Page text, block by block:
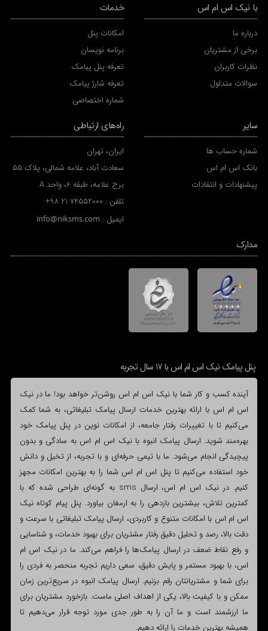
با نیک اس ام اس
درباره ما
برخی از مشتریان
نظرات کاربران
سوالات متداول
خدمات
امکانات پنل
برنامه نویسان
تعرفه پنل پیامک
تعرفه شارژ پیامک
شماره اختصاصی
سایر
شماره حساب ها
بانک اس ام اس
پیشنهادات و انتقادات
راه‌های ارتباطی
ایران، تهران
سعادت آباد، علامه شمالی، پلاک 55
برج علامه، طبقه 6، واحد A
تلفن : +98 21 74552000
ایمیل : info@niksms.com
مدارک
پنل پیامک نیک اس ام اس با 17 سال تجربه
آینده کسب و کار شما با نیک اس ام اس روشن‌تر خواهد بود! ما در نیک
اس ام اس با ارائه بهترین خدمات ارسال پیامک تبلیغاتی، به شما کمک
می‌کنیم تا با تغییرات رفتار جامعه، از امکانات نوین در پنل پیامک خود
بهره‌مند شوید. ارسال پیامک انبوه با نیک اس ام اس به سادگی و بدون
پیچیدگی انجام می‌شود. ما با تیمی حرفه‌ای و با تجربه، از تخیل و دانش
خود استفاده می‌کنیم تا پنل اس ام اس شما را به بهترین امکانات مجهز
کنیم. در نیک اس ام اس، ارسال sms به گونه‌ای طراحی شده که با
کمترین تلاش، بیشترین بازدهی را به ارمغان بیاورد. پنل پیام کوتاه نیک
اس ام اس با امکانات متنوع و کاربردی، ارسال پیامک تبلیغاتی با سرعت و
دقت بالا، رصد و تحلیل دقیق رفتار مشتریان برای بهبود خدمات، و شناسایی
و رفع نقاط ضعف در ارسال پیامک‌ها را فراهم می‌کند. ما در نیک اس ام
اس، با بهبود مستمر و پایش دقیق، سعی داریم تجربه منحصر به فردی را
برای شما و مشتریانتان رقم بزنیم. ارسال پیامک انبوه در سریع‌ترین زمان
ممکن و با کیفیت بالا، یکی از اهداف اصلی ماست. بازخورد مشتریان برای
ما ارزشمند است و ما آن را به طور جدی مورد توجه قرار می‌دهیم تا
همیشه بهترین خدمات را ارائه دهیم.